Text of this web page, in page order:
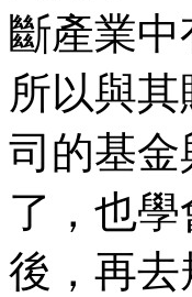
斷產業
所以與
司的基金
了，也
後，再